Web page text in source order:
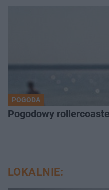
POGODA
Pogodowy
LOKALNIE: